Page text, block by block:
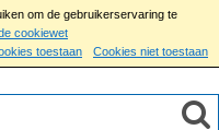
om de gebruikerservaring te
cookiewet
toestaan
Cookies niet toestaan